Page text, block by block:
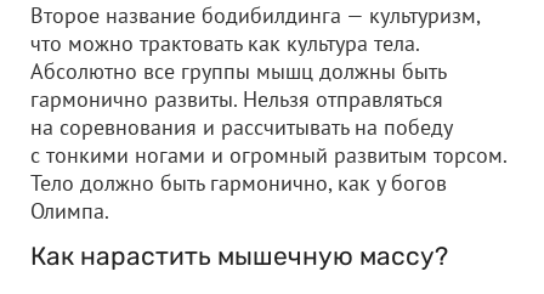
Второе название бодибилдинга — культуризм,
что можно трактовать как культура тела.
Абсолютно все группы мышц должны быть
гармонично развиты. Нельзя отправляться
на соревнования и рассчитывать на победу
с тонкими ногами и огромный развитым торсом.
Тело должно быть гармонично, как у богов
Олимпа.
Как нарастить мышечную массу?